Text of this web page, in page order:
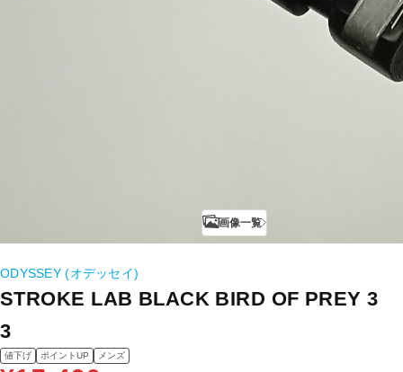
画像一覧
ODYSSEY (オデッセイ)
STROKE LAB BLACK BIRD OF PREY 3
3
値下げ ポイントUP メンズ